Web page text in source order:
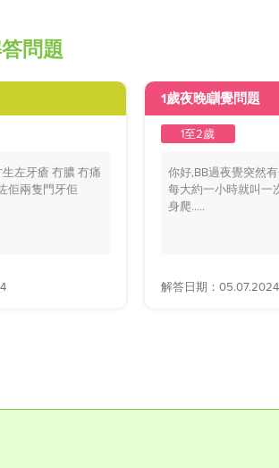
問題
左牙瘡 冇膿 冇痛
佢兩隻門牙佢
1歲夜晚瞓覺問題
1至2歲
你好,BB過夜覺突然
每大約一小時就叫一
身爬.....
解答日期：05.07.2024